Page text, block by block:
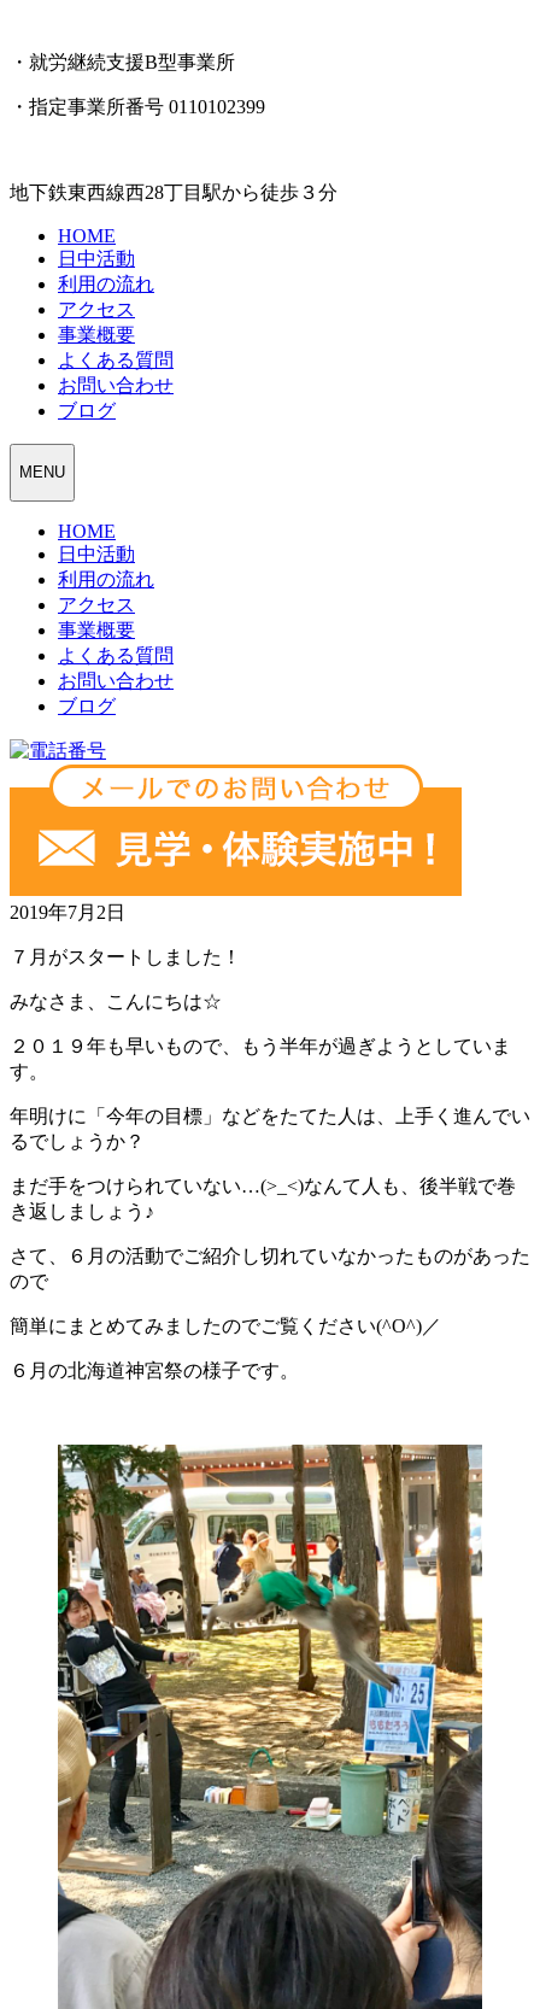
・就労継続支援B型事業所
・指定事業所番号 0110102399
地下鉄東西線西28丁目駅から徒歩３分
HOME
日中活動
利用の流れ
アクセス
事業概要
よくある質問
お問い合わせ
ブログ
MENU
HOME
日中活動
利用の流れ
アクセス
事業概要
よくある質問
お問い合わせ
ブログ
2019年7月2日
７月がスタートしました！
みなさま、こんにちは☆
２０１９年も早いもので、もう半年が過ぎようとしていま
す。
年明けに「今年の目標」などをたてた人は、上手く進んでい
るでしょうか？
まだ手をつけられていない…(>_<)なんて人も、後半戦で巻
き返しましょう♪
さて、６月の活動でご紹介し切れていなかったものがあった
ので
簡単にまとめてみましたのでご覧ください(^O^)／
６月の北海道神宮祭の様子です。